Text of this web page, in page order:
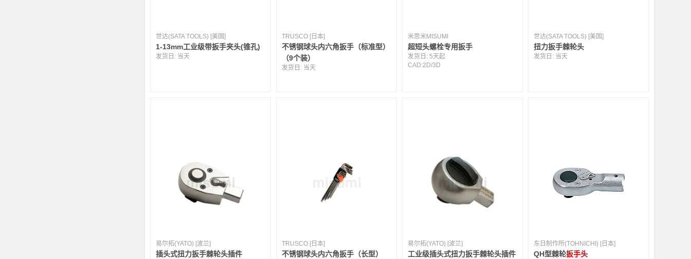
世达(SATA TOOLS) [美国]
1-13mm工业级带扳手夹头(锥孔)
发货日: 当天
TRUSCO [日本]
不锈钢球头内六角扳手（标准型）
（9个装）
发货日: 当天
米思米MISUMI
超短头螺栓专用扳手
发货日:5天起
CAD:2D/3D
世达(SATA TOOLS) [美国]
扭力扳手棘轮头
发货日: 当天
易尔拓(YATO) [波兰]
插头式扭力扳手棘轮头插件
TRUSCO [日本]
不锈钢球头内六角扳手（长型）
易尔拓(YATO) [波兰]
工业级插头式扭力扳手棘轮头插件
东日制作所(TOHNICHI) [日本]
QH型棘轮扳手头